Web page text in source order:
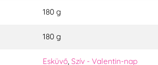
180 g
180 g
Esküvő Szív - Valentin-nap